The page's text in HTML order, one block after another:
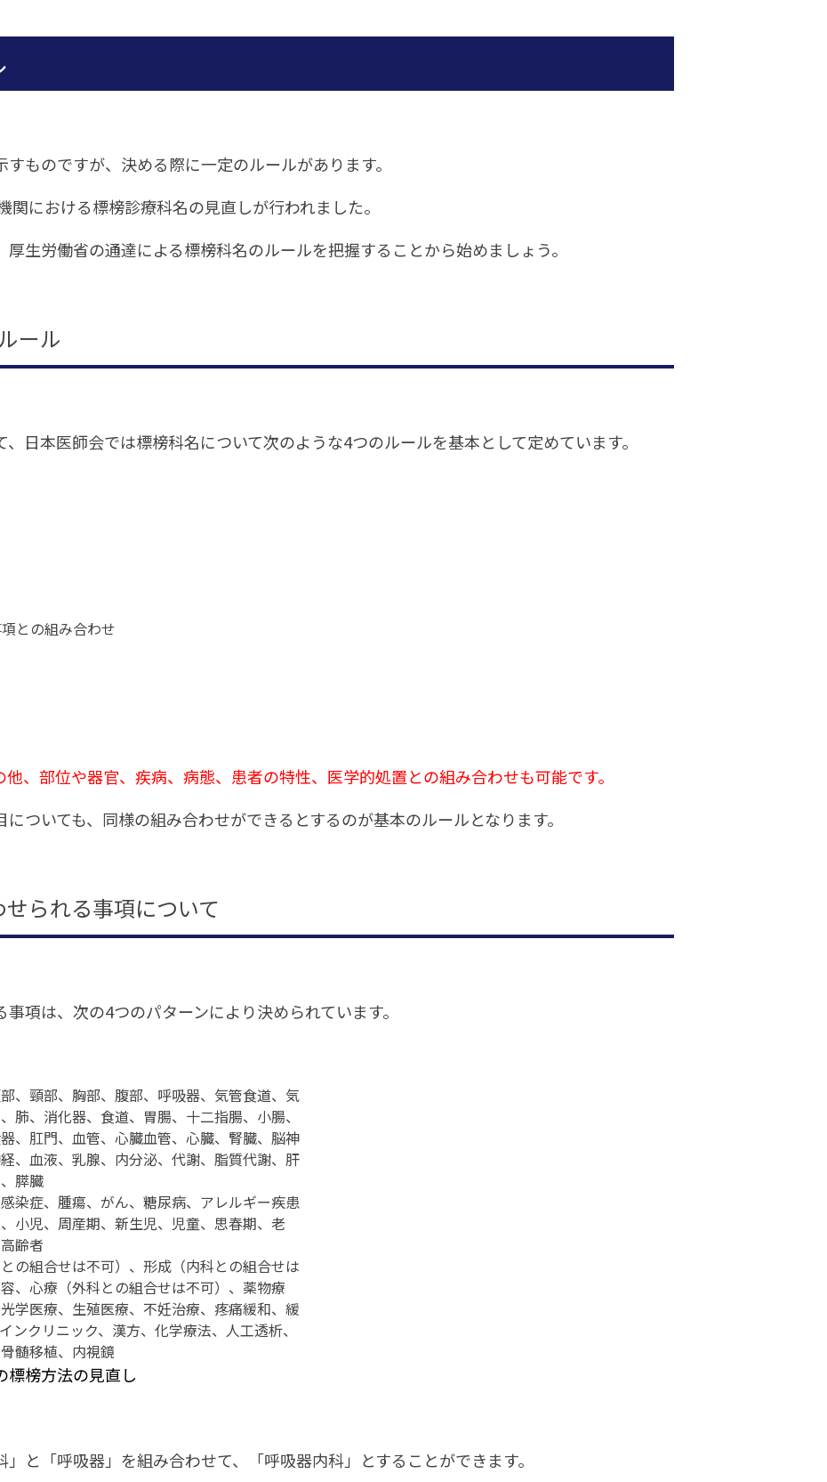
ものですが、決める際に一定のルールがあります。
における標榜診療科名の見直しが行われました。
生労働省の通達による標榜科名のルールを把握することから始めましょう。
ール
日本医師会では標榜科名について次のような4つのルールを基本として定めています。
との組み合わせ
、部位や器官、疾病、病態、患者の特性、医学的処置との組み合わせも可能です。
ついても、同様の組み合わせができるとするのが基本のルールとなります。
られる事項について
項は、次の4つのパターンにより決められています。
、頸部、胸部、腹部、呼吸器、気管食道、気
肺、消化器、食道、胃腸、十二指腸、小腸、
、肛門、血管、心臓血管、心臓、腎臓、脳神
、血液、乳腺、内分泌、代謝、脂質代謝、肝
膵臓
染症、腫瘍、がん、糖尿病、アレルギー疾患
小児、周産期、新生児、児童、思春期、老
齢者
の組合せは不可）、形成（内科との組合せは
、心療（外科との組合せは不可）、薬物療
学医療、生殖医療、不妊治療、疼痛緩和、緩
ンクリニック、漢方、化学療法、人工透析、
髄移植、内視鏡
標榜方法の見直し
と「呼吸器」を組み合わせて、「呼吸器内科」とすることができます。